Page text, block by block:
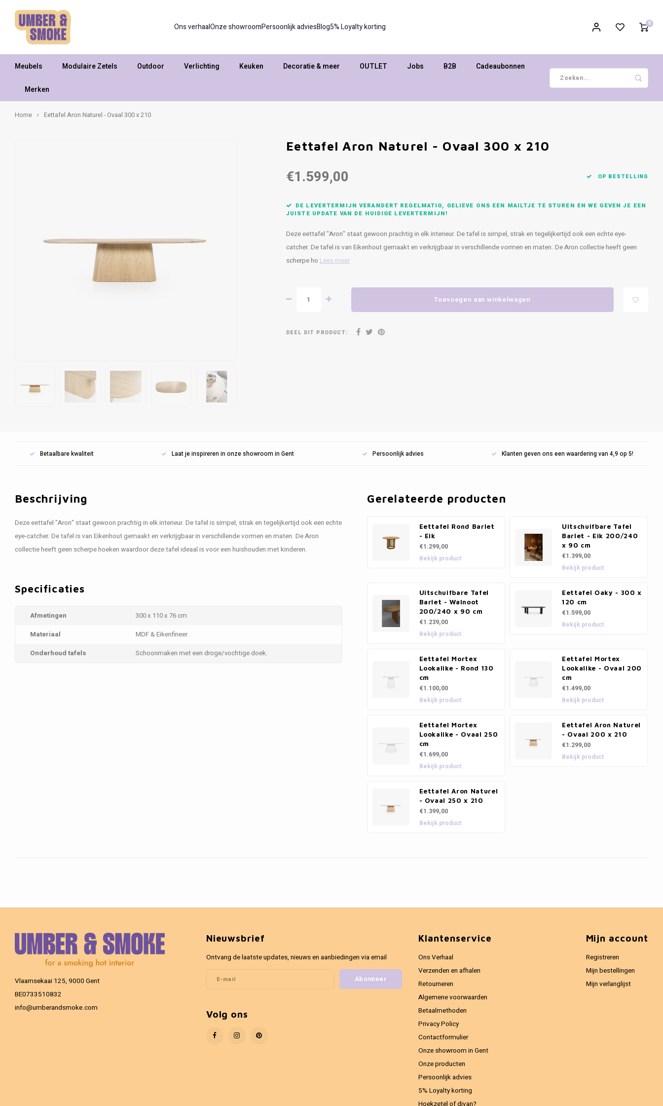
Ons verhaalOnze showroomPersoonlijk adviesBlog5% Loyalty korting 0
Meubels Modulaire Zetels Outdoor Verlichting Keuken Decoratie & meer OUTLET Jobs B2B Cadeaubonnen
Merken
Home Eettafel Aron Naturel - Ovaal 300 x 210
Eettafel Aron Naturel - Ovaal 300 x 210
€1.599,00 OP BESTELLING
DE LEVERTERMIJN VERANDERT REGELMATIG, GELIEVE ONS EEN MAILTJE TE STUREN EN WE GEVEN JE EEN
JUISTE UPDATE VAN DE HUIDIGE LEVERTERMIJN!
Deze eettafel "Aron" staat gewoon prachtig in elk interieur. De tafel is simpel, strak en tegelijkertijd ook een echte eye-
catcher. De tafel is van Eikenhout gemaakt en verkrijgbaar in verschillende vormen en maten. De Aron collectie heeft geen
scherpe ho Lees meer
Toevoegen aan winkelwagen
DEEL DIT PRODUCT:
Betaalbare kwaliteit Laat je inspireren in onze showroom in Gent Persoonlijk advies Klanten geven ons een waardering van 4,9 op 5!
Beschrijving
Deze eettafel "Aron" staat gewoon prachtig in elk interieur. De tafel is simpel, strak en tegelijkertijd ook een echte
eye-catcher. De tafel is van Eikenhout gemaakt en verkrijgbaar in verschillende vormen en maten. De Aron
collectie heeft geen scherpe hoeken waardoor deze tafel ideaal is voor een huishouden met kinderen.
Specificaties
Afmetingen
300 x 110 x 76 cm
Materiaal
MDF & Eikenfineer
Onderhoud tafels
Schoonmaken met een droge/vochtige doek.
Gerelateerde producten
Eettafel Rond Barlet
- Eik
€1.299,00
Bekijk product
Uitschuifbare Tafel
Barlet - Eik 200/240
x 90 cm
€1.399,00
Bekijk product
Uitschuifbare Tafel
Barlet - Walnoot
200/240 x 90 cm
€1.239,00
Bekijk product
Eettafel Oaky - 300 x
120 cm
€1.599,00
Bekijk product
Eettafel Mortex
Lookalike - Rond 130
cm
€1.100,00
Bekijk product
Eettafel Mortex
Lookalike - Ovaal 200
cm
€1.499,00
Bekijk product
Eettafel Mortex
Lookalike - Ovaal 250
cm
€1.699,00
Bekijk product
Eettafel Aron Naturel
- Ovaal 200 x 210
€1.299,00
Bekijk product
Eettafel Aron Naturel
- Ovaal 250 x 210
€1.399,00
Bekijk product
Vlaamsekaai 125, 9000 Gent
BE0733510832
info@umberandsmoke.com
Nieuwsbrief
Ontvang de laatste updates, nieuws en aanbiedingen via email
Abonneer
Volg ons
Klantenservice
Ons Verhaal
Verzenden en afhalen
Retourneren
Algemene voorwaarden
Betaalmethoden
Privacy Policy
Contactformulier
Onze showroom in Gent
Onze producten
Persoonlijk advies
5% Loyalty korting
Hoekzetel of divan?
Mijn account
Registreren
Mijn bestellingen
Mijn verlanglijst